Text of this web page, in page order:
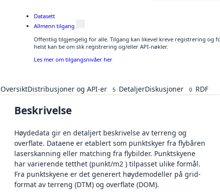
Datasett
Allmenn tilgang
Offentlig tilgjengelig for alle. Tilgang kan likevel kreve registrering og
helst kan be om slik registrering og/eller API-nøkler.
Les mer om tilgangsnivåer her
OversiktDistribusjoner og API-er 5 DetaljerDiskusjoner 0 RDF
Beskrivelse
Høydedata gir en detaljert beskrivelse av terreng og
overflate. Dataene er etablert som punktskyer fra flybåren
laserskanning eller matching fra flybilder. Punktskyene
har varierende tetthet (punkt/m2 ) tilpasset ulike formål.
Fra punktskyene er det generert høydemodeller på grid-
format av terreng (DTM) og overflate (DOM).